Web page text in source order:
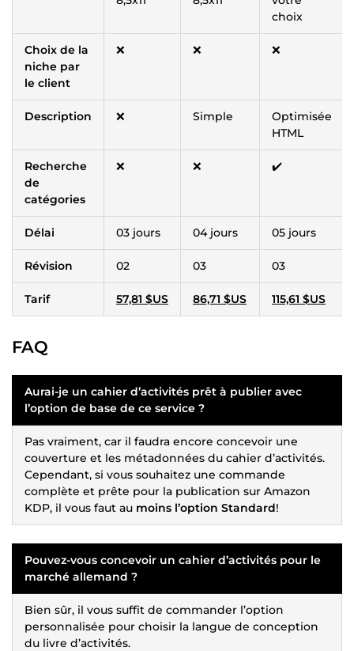
choix
Choix de la
niche par
le client
❌ ❌ ❌
Description ❌ Simple
Optimisée
HTML
Recherche
de
catégories
❌ ❌ ✔️
Délai 03 jours 04 jours 05 jours
Révision 02 03 03
Tarif 57,81 $US 86,71 $US 115,61 $US
FAQ
Aurai-je un cahier d’activités prêt à publier avec
l’option de base de ce service ?
Pas vraiment, car il faudra encore concevoir une
couverture et les métadonnées du cahier d’activités.
Cependant, si vous souhaitez une commande
complète et prête pour la publication sur Amazon
KDP, il vous faut au moins l’option Standard!
Pouvez-vous concevoir un cahier d’activités pour le
marché allemand ?
Bien sûr, il vous suffit de commander l’option
personnalisée pour choisir la langue de conception
du livre d’activités.